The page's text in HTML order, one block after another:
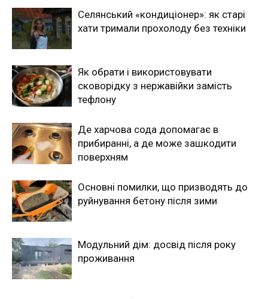
Селянський «кондиціонер»: як старі
хати тримали прохолоду без техніки
Як обрати і використовувати
сковорідку з нержавійки замість
тефлону
Де харчова сода допомагає в
прибиранні, а де може зашкодити
поверхням
Основні помилки, що призводять до
руйнування бетону після зими
Модульний дім: досвід після року
проживання